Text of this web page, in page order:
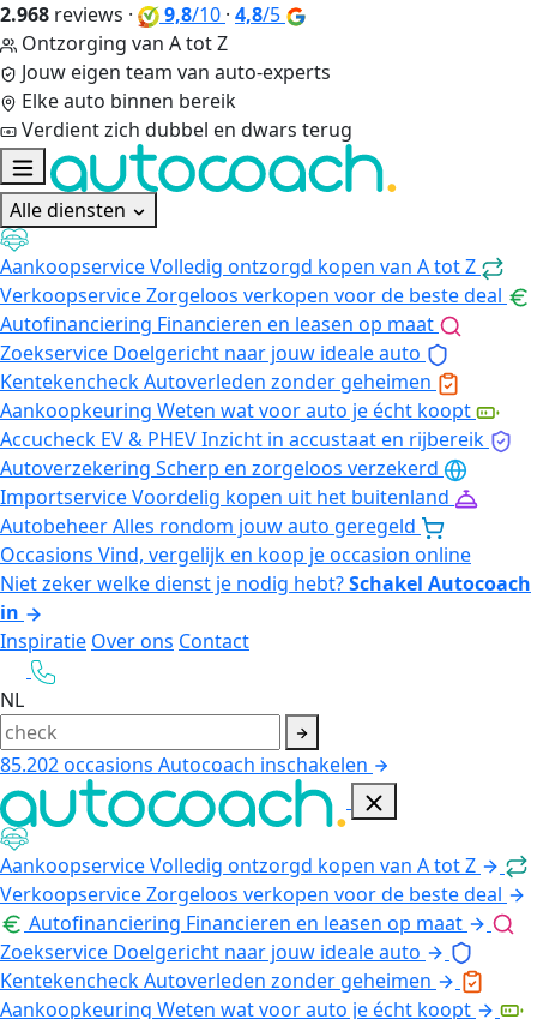
2.968 reviews · 9,8/10 · 4,8/5
Ontzorging van A tot Z
Jouw eigen team van auto-experts
Elke auto binnen bereik
Verdient zich dubbel en dwars terug
Alle diensten
AankoopserviceVolledig ontzorgd kopen van A tot Z
VerkoopserviceZorgeloos verkopen voor de beste deal
Autofinanciering Financieren en leasen op maat
Zoekservice Doelgericht naar jouw ideale auto
KentekencheckAutoverleden zonder geheimen
Aankoopkeuring Weten wat voor auto je écht koopt
Accucheck EV & PHEVInzicht in accustaat en rijbereik
Autoverzekering Scherp en zorgeloos verzekerd
ImportserviceVoordelig kopen uit het buitenland
AutobeheerAlles rondom jouw auto geregeld
Occasions Vind, vergelijk en koop je occasion online
Niet zeker welke dienst je nodig hebt?Schakel Autocoach
in
Inspiratie Over ons Contact
NL
85.202occasions Autocoach inschakelen
AankoopserviceVolledig ontzorgd kopen van A tot Z
VerkoopserviceZorgeloos verkopen voor de beste deal
Autofinanciering Financieren en leasen op maat
Zoekservice Doelgericht naar jouw ideale auto
KentekencheckAutoverleden zonder geheimen
Aankoopkeuring Weten wat voor auto je écht koopt